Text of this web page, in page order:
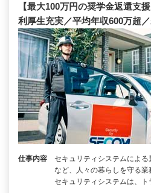
【最大100万円の奨学金返還支
利厚生充実／平均年収600万超
仕事内容
セキュリティシステムによ
など、人々の暮らしを守る
セキュリティシステムは、